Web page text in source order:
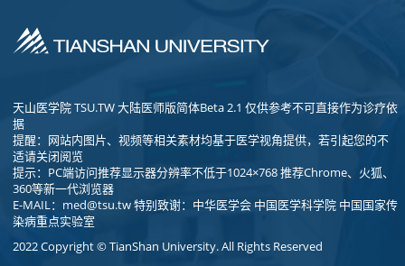
天山医学院 TSU.TW 大陆医师版简体Beta 2.1 仅供参考不可直接作为诊疗依
据
提醒：网站内图片、视频等相关素材均基于医学视角提供，若引起您的不
适请关闭阅览
提示：PC端访问推荐显示器分辨率不低于1024×768 推荐Chrome、火狐、
360等新一代浏览器
E-MAIL： med@tsu.tw特别致谢：中华医学会 中国医学科学院 中国国家传
染病重点实验室
2022 Copyright © TianShan University. All Rights Reserved